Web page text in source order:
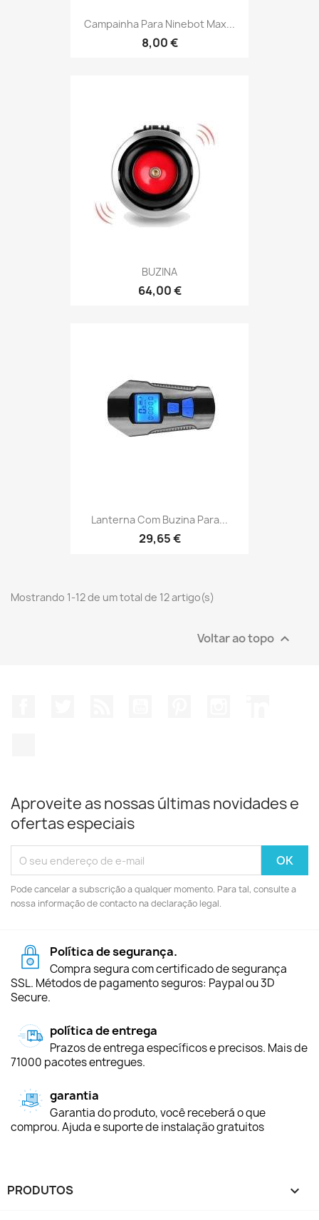
Campainha Para Ninebot Max...
8,00 €
BUZINA
64,00 €
Lanterna Com Buzina Para...
29,65 €
Mostrando 1-12 de um total de 12 artigo(s)
Voltar ao topo 
Aproveite as nossas últimas novidades e
ofertas especiais
Pode cancelar a subscrição a qualquer momento. Para tal, consulte a
nossa informação de contacto na declaração legal.
Política de segurança.
Compra segura com certificado de segurança
SSL. Métodos de pagamento seguros: Paypal ou 3D
Secure.
política de entrega
Prazos de entrega específicos e precisos. Mais de
71000 pacotes entregues.
garantia
Garantia do produto, você receberá o que
comprou. Ajuda e suporte de instalação gratuitos
PRODUTOS 